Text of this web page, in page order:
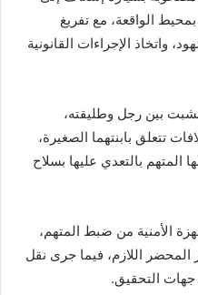
الواقعة، مع تفريغ
واتخاذ الإجراءات القانونية
بين رجل وطليقته،
خلافات تتعلق بابنتهما الصغيرة،
المتهم بالتعدي عليها بسلاح
الأمنية من ضبط المتهم،
المحضر اللازم، فيما جرى نقل
التحقيق.